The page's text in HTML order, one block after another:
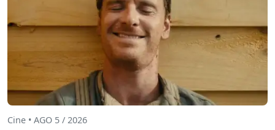
Cine • AGO 5 / 2026